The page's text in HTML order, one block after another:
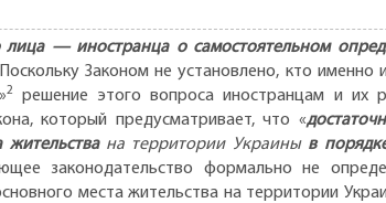
лица — иностранца о самостоятельном
Законом не установлено, кто
2
решение этого вопроса иностранцам и их
который предусматривает, что «
жительствана территории Украины в
законодательство формально не
места жительства на территории